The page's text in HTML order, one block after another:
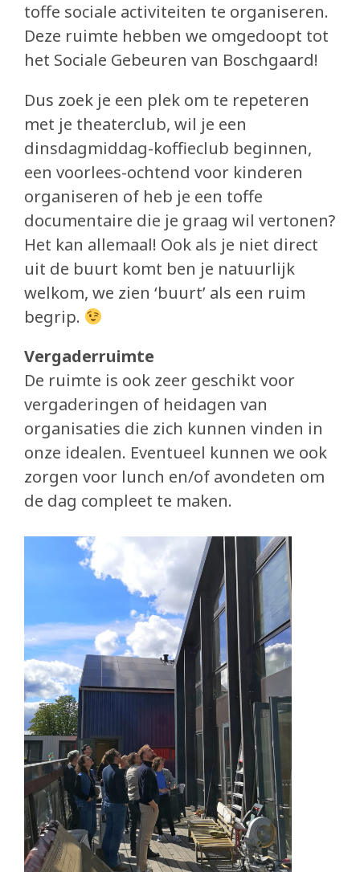
Zin om mee te helpen?
Blog
In de media
toffe sociale activiteiten te organiseren.
Deze ruimte hebben we omgedoopt tot
het Sociale Gebeuren van Boschgaard!
Dus zoek je een plek om te repeteren
met je theaterclub, wil je een
dinsdagmiddag-koffieclub beginnen,
een voorlees-ochtend voor kinderen
organiseren of heb je een toffe
documentaire die je graag wil vertonen?
Het kan allemaal! Ook als je niet direct
uit de buurt komt ben je natuurlijk
welkom, we zien ‘buurt’ als een ruim
begrip.
Vergaderruimte
De ruimte is ook zeer geschikt voor
vergaderingen of heidagen van
organisaties die zich kunnen vinden in
onze idealen. Eventueel kunnen we ook
zorgen voor lunch en/of avondeten om
de dag compleet te maken.